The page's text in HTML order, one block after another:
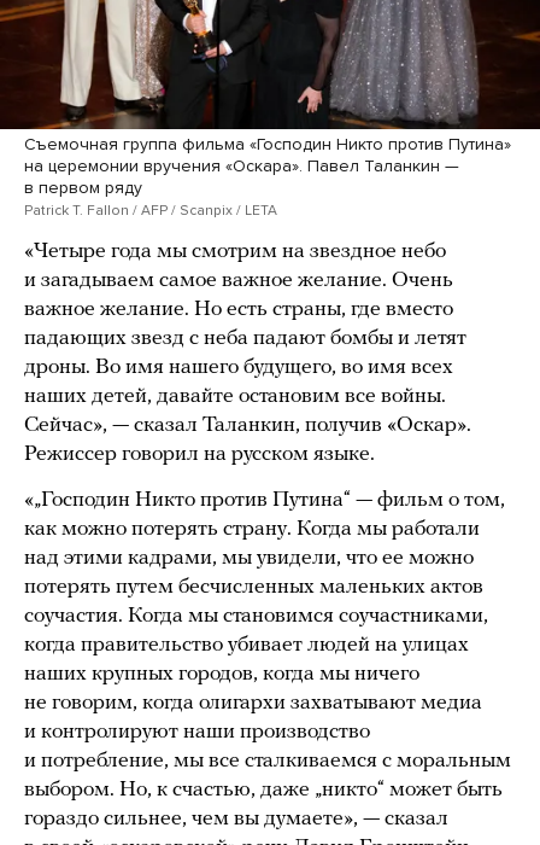
Съемочная группа фильма «Господин Никто против Путина»
на церемонии вручения «Оскара». Павел Таланкин —
в первом ряду
Patrick T. Fallon / AFP / Scanpix / LETA
«Четыре года мы смотрим на звездное небо
и загадываем самое важное желание. Очень
важное желание. Но есть страны, где вместо
падающих звезд с неба падают бомбы и летят
дроны. Во имя нашего будущего, во имя всех
наших детей, давайте остановим все войны.
Сейчас», — сказал Таланкин, получив «Оскар».
Режиссер говорил на русском языке.
«„Господин Никто против Путина“ — фильм о том,
как можно потерять страну. Когда мы работали
над этими кадрами, мы увидели, что ее можно
потерять путем бесчисленных маленьких актов
соучастия. Когда мы становимся соучастниками,
когда правительство убивает людей на улицах
наших крупных городов, когда мы ничего
не говорим, когда олигархи захватывают медиа
и контролируют наши производство
и потребление, мы все сталкиваемся с моральным
выбором. Но, к счастью, даже „никто“ может быть
гораздо сильнее, чем вы думаете», — сказал